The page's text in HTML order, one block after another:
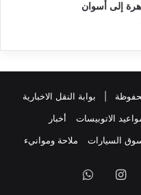
إلى أسوان
بوابة النقل الاخبارية
الاتوبيسات
أخبار
السيارات ملاحة وموانيء
‫YouTubeانستقرام